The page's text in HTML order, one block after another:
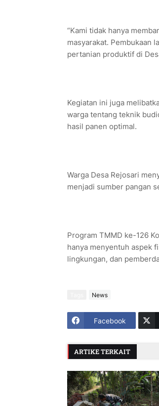
“Kami tidak hanya
masyarakat. Pembukaan
pertanian produktif di
Kegiatan ini juga
warga tentang teknik
hasil panen optimal.
Warga Desa Rejosari
menjadi sumber pangan
Program TMMD ke-126
hanya menyentuh aspek
lingkungan, dan
News
Facebook
ARTIKE TERKAIT